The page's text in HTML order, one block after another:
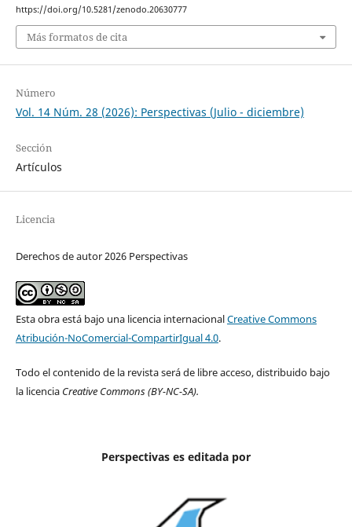
https://doi.org/10.5281/zenodo.20630777
Más formatos de cita
Número
Vol. 14 Núm. 28 (2026): Perspectivas (Julio - diciembre)
Sección
Artículos
Licencia
Derechos de autor 2026 Perspectivas
Esta obra está bajo una licencia internacionalCreative Commons
Atribución-NoComercial-CompartirIgual 4.0.
Todo el contenido de la revista será de libre acceso, distribuido bajo
la licencia Creative Commons(BY-NC-SA).
Perspectivas es editada por